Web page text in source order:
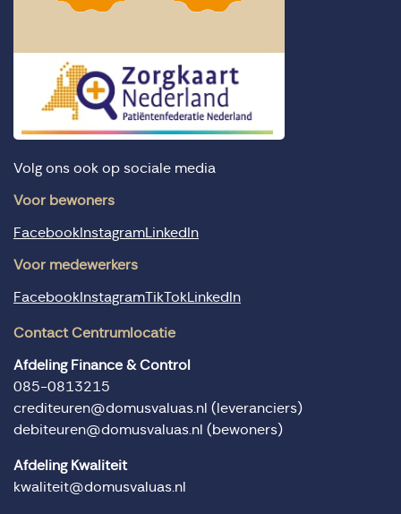
Volg ons ook op sociale media
Voor bewoners
Facebook Instagram LinkedIn
Voor medewerkers
Facebook InstagramTikTok LinkedIn
Contact Centrumlocatie
Afdeling Finance & Control
085-0813215
crediteuren@domusvaluas.nl (leveranciers)
debiteuren@domusvaluas.nl (bewoners)
Afdeling Kwaliteit
kwaliteit@domusvaluas.nl